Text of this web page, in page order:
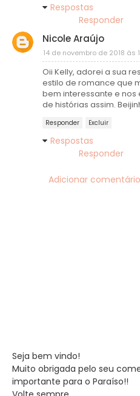
Respostas
Responder
Nicole Araújo
14 de novembro de 2018 às
Oii Kelly, adorei a sua
estilo de romance que
bem interessante e nos
de histórias assim.
Responder Excluir
Respostas
Responder
Adicionar comentário
Seja bem vindo!
Muito obrigada pelo seu
importante para o Paraíso!!